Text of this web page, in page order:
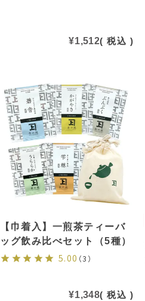
¥1,512 税込
【巾着入】一煎茶ティーバ
ッグ飲み比べセット（5種）
5.00 （3）
¥1,348 税込